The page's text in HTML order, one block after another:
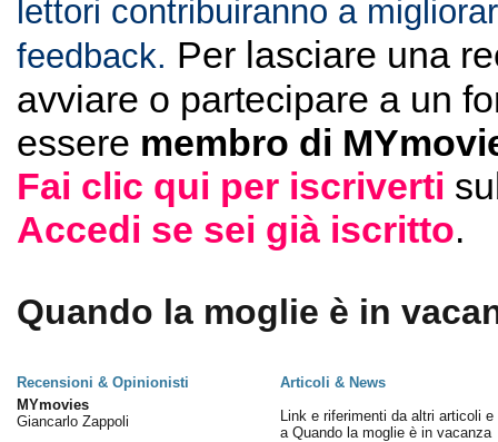
lettori contribuiranno a
feedback. Per lasciare una
avviare o partecipare a un
essere membro di
Fai clic qui per iscriverti
Accedi se sei già iscritto.
Quando la moglie è in
Recensioni & Opinionisti
Articoli & News
MYmovies
Giancarlo Zappoli
Link e riferimenti da altri articoli e
a Quando la moglie è in vacanza